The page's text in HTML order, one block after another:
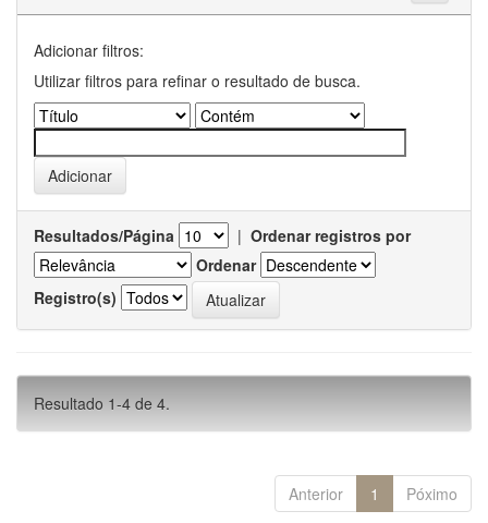
Adicionar filtros:
Utilizar filtros para refinar o resultado de busca.
Resultados/Página | Ordenar registros por
Ordenar
Registro(s)
Resultado 1-4 de 4.
Anterior 1 Póximo